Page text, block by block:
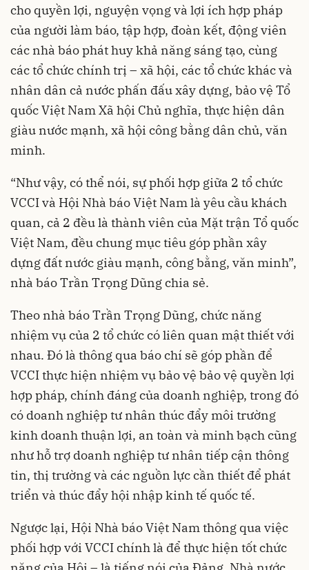
cho quyền lợi, nguyện vọng và lợi ích hợp pháp
của người làm báo, tập hợp, đoàn kết, động viên
các nhà báo phát huy khả năng sáng tạo, cùng
các tổ chức chính trị – xã hội, các tổ chức khác và
nhân dân cả nước phấn đấu xây dựng, bảo vệ Tổ
quốc Việt Nam Xã hội Chủ nghĩa, thực hiện dân
giàu nước mạnh, xã hội công bằng dân chủ, văn
minh.
“Như vậy, có thể nói, sự phối hợp giữa 2 tổ chức
VCCI và Hội Nhà báo Việt Nam là yêu cầu khách
quan, cả 2 đều là thành viên của Mặt trận Tổ quốc
Việt Nam, đều chung mục tiêu góp phần xây
dựng đất nước giàu mạnh, công bằng, văn minh”,
nhà báo Trần Trọng Dũng chia sẻ.
Theo nhà báo Trần Trọng Dũng, chức năng
nhiệm vụ của 2 tổ chức có liên quan mật thiết với
nhau. Đó là thông qua báo chí sẽ góp phần để
VCCI thực hiện nhiệm vụ bảo vệ bảo vệ quyền lợi
hợp pháp, chính đáng của doanh nghiệp, trong đó
có doanh nghiệp tư nhân thúc đẩy môi trường
kinh doanh thuận lợi, an toàn và minh bạch cũng
như hỗ trợ doanh nghiệp tư nhân tiếp cận thông
tin, thị trường và các nguồn lực cần thiết để phát
triển và thúc đẩy hội nhập kinh tế quốc tế.
Ngược lại, Hội Nhà báo Việt Nam thông qua việc
phối hợp với VCCI chính là để thực hiện tốt chức